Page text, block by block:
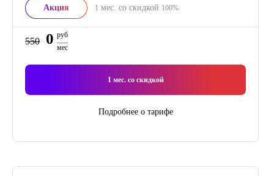
Акция 1 мес. со скидкой 100%
550 0 руб
мес
1мес. со скидкой
Подробнее о тарифе